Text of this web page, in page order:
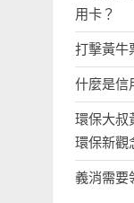
用卡？
打擊黃牛
什麼是信
環保大叔
環保新觀
義消需要